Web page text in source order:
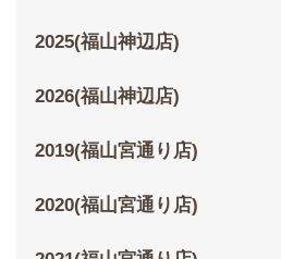
2025(福山神辺店)
2026(福山神辺店)
2019(福山宮通り店)
2020(福山宮通り店)